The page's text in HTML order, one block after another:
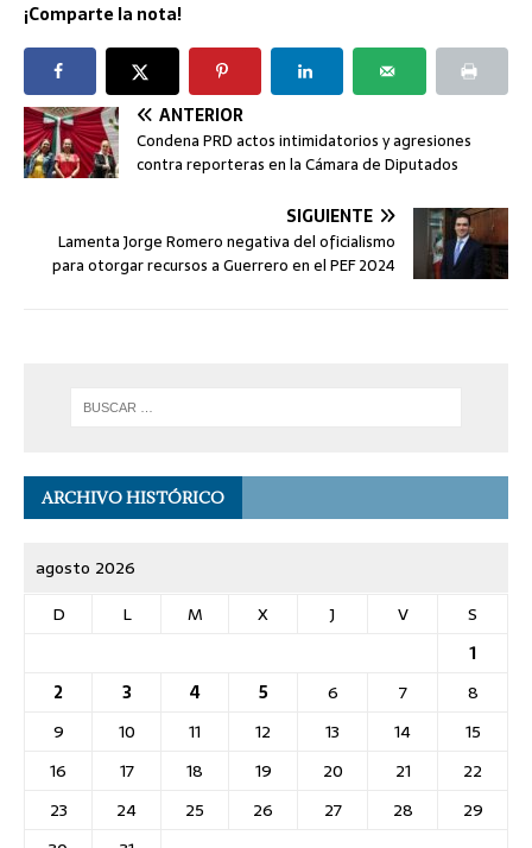
¡Comparte la nota!
ANTERIOR
Condena PRD actos intimidatorios y agresiones
contra reporteras en la Cámara de Diputados
SIGUIENTE
Lamenta Jorge Romero negativa del oficialismo
para otorgar recursos a Guerrero en el PEF 2024
ARCHIVO HISTÓRICO
agosto 2026
D
L M X J V
S
1
2
3 4 5 6 7
8
9
10 11 12 13 14
15
16
17 18 19 20 21
22
23
24 25 26 27 28
29